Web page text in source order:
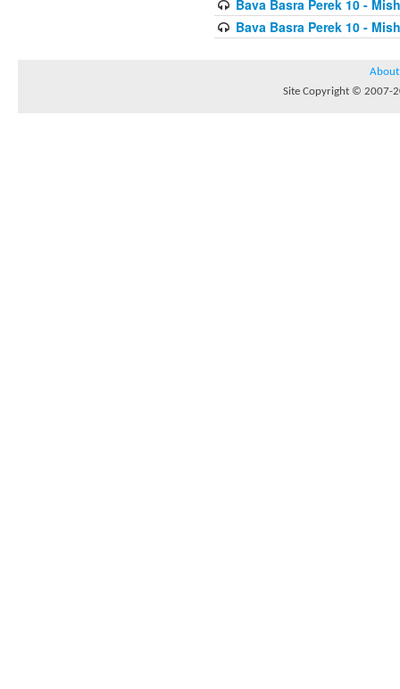
Bava Basra Perek 10 -
Bava Basra Perek 10 -
About
Site Copyright © 2007-